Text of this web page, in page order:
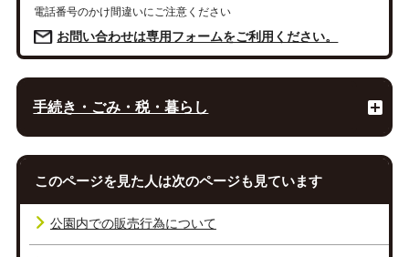
電話番号のかけ間違いにご注意ください
お問い合わせは専用フォームをご利用ください。
手続き・ごみ・税・暮らし
このページを見た人は次のページも見ています
公園内での販売行為について